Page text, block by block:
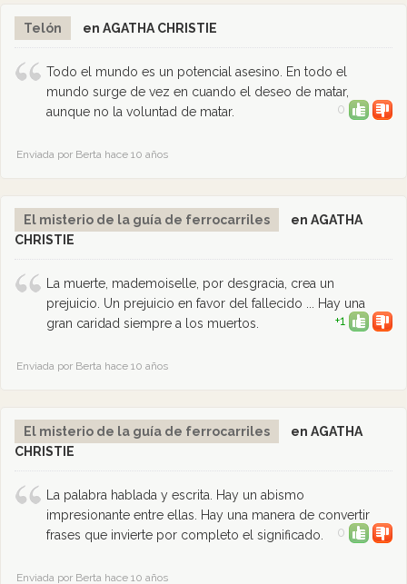
Telón en AGATHA CHRISTIE
Todo el mundo es un potencial asesino. En todo el
mundo surge de vez en cuando el deseo de matar,
aunque no la voluntad de matar.
0
Enviada por Berta hace 10 años
El misterio de la guía de ferrocarriles
en AGATHA
CHRISTIE
La muerte, mademoiselle, por desgracia, crea un
prejuicio. Un prejuicio en favor del fallecido ... Hay una
gran caridad siempre a los muertos.
+1
Enviada por Berta hace 10 años
El misterio de la guía de ferrocarriles
en AGATHA
CHRISTIE
La palabra hablada y escrita. Hay un abismo
impresionante entre ellas. Hay una manera de convertir
frases que invierte por completo el significado.
0
Enviada por Berta hace 10 años